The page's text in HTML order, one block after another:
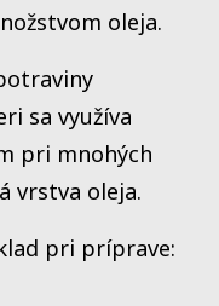
oleja.
sa využíva
pri mnohých
vrstva oleja.
pri príprave: